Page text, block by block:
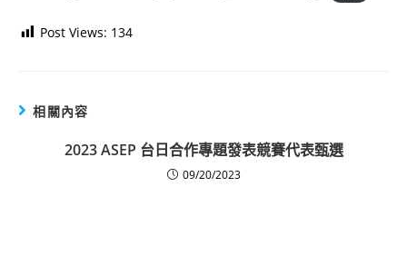
Post Views: 134
相關內容
2023 ASEP 台日合作專題發表競賽代表甄選
09/20/2023